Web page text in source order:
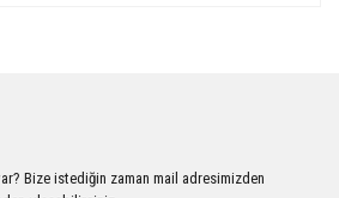
Bize istediğin zaman mail adresimizden